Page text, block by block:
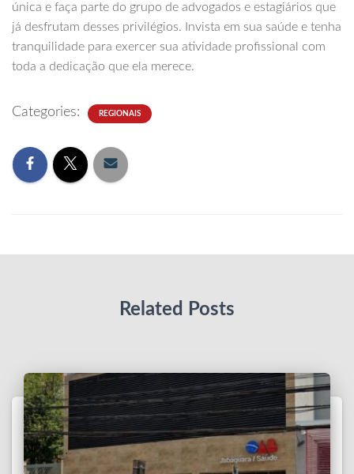
única e faça parte do grupo de advogados e estagiários que
já desfrutam desses privilégios. Invista em sua saúde e tenha
tranquilidade para exercer sua atividade profissional com
toda a dedicação que ela merece.
Categories: REGIONAIS
Related Posts